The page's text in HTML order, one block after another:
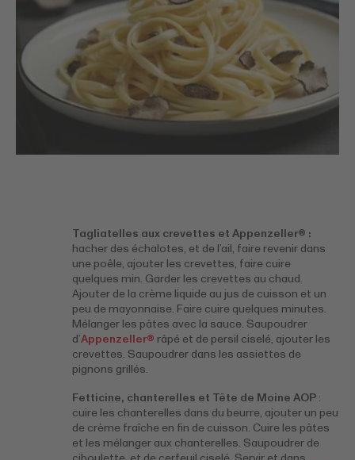
Tagliatelles aux crevettes et Appenzeller® :
hacher des échalotes, et de l’ail, faire revenir dans
une poêle, ajouter les crevettes, faire cuire
quelques min. Garder les crevettes au chaud.
Ajouter de la crème liquide au jus de cuisson et un
peu de mayonnaise. Faire cuire quelques minutes.
Mélanger les pâtes avec la sauce. Saupoudrer
d’Appenzeller® râpé et de persil ciselé, ajouter les
crevettes. Saupoudrer dans les assiettes de
pignons grillés.
Fetticine, chanterelles et Tête de Moine AOP :
cuire les chanterelles dans du beurre, ajouter un peu
de crème fraîche en fin de cuisson. Cuire les pâtes
et les mélanger aux chanterelles. Saupoudrer de